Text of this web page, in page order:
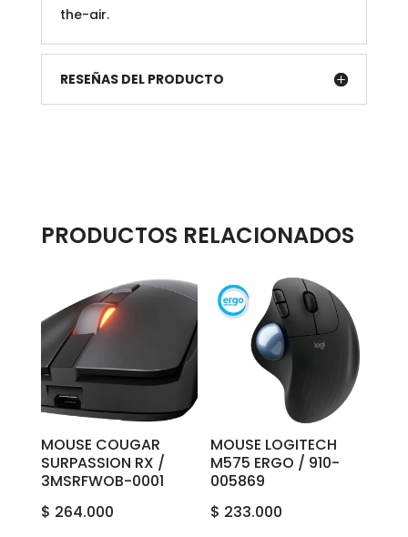
the-air.
RESEÑAS DEL PRODUCTO
PRODUCTOS RELACIONADOS
MOUSE COUGAR
SURPASSION RX /
3MSRFWOB-0001
$ 264.000
MOUSE LOGITECH
M575 ERGO / 910-
005869
$ 233.000